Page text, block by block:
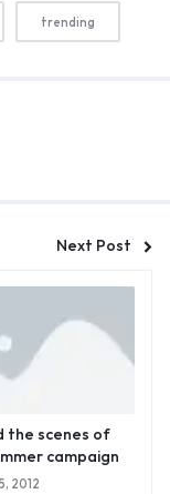
trending
Next Post
the scenes of
campaign
2012